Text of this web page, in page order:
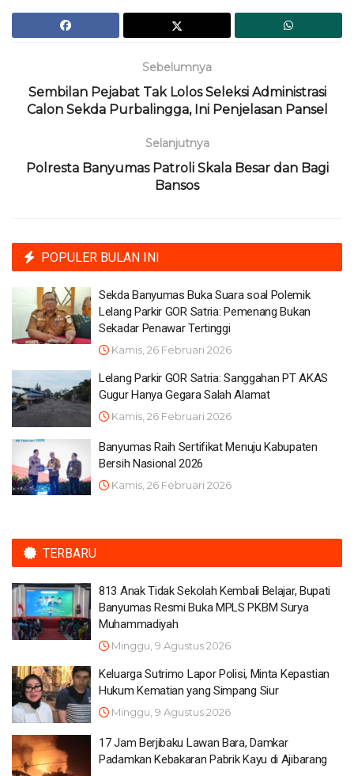
Sebelumnya
Sembilan Pejabat Tak Lolos Seleksi Administrasi
Calon Sekda Purbalingga, Ini Penjelasan Pansel
Selanjutnya
Polresta Banyumas Patroli Skala Besar dan Bagi
Bansos
POPULER BULAN INI
Sekda Banyumas Buka Suara soal Polemik
Lelang Parkir GOR Satria: Pemenang Bukan
Sekadar Penawar Tertinggi
Kamis, 26 Februari 2026
Lelang Parkir GOR Satria: Sanggahan PT AKAS
Gugur Hanya Gegara Salah Alamat
Kamis, 26 Februari 2026
Banyumas Raih Sertifikat Menuju Kabupaten
Bersih Nasional 2026
Kamis, 26 Februari 2026
TERBARU
813 Anak Tidak Sekolah Kembali Belajar, Bupati
Banyumas Resmi Buka MPLS PKBM Surya
Muhammadiyah
Minggu, 9 Agustus 2026
Keluarga Sutrimo Lapor Polisi, Minta Kepastian
Hukum Kematian yang Simpang Siur
Minggu, 9 Agustus 2026
17 Jam Berjibaku Lawan Bara, Damkar
Padamkan Kebakaran Pabrik Kayu di Ajibarang